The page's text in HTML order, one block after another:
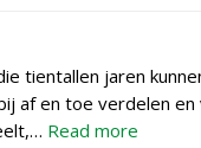
tientallen jaren
af en toe verdelen
Read more